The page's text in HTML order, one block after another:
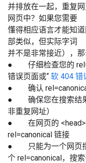
并排放在一起，重复
网页中？如果您需要
懂得相应语言才能知
部类似，但实际字词
并不是非常接近），
● 仔细检查您的
错误页面或“ 软 404 错
● 确认 rel=canonical
● 确保您在搜索结果
非重复网址）
● 在网页的 <head>
rel=canonical 链接
● 只能为一个网页指
个 rel=canonical，搜